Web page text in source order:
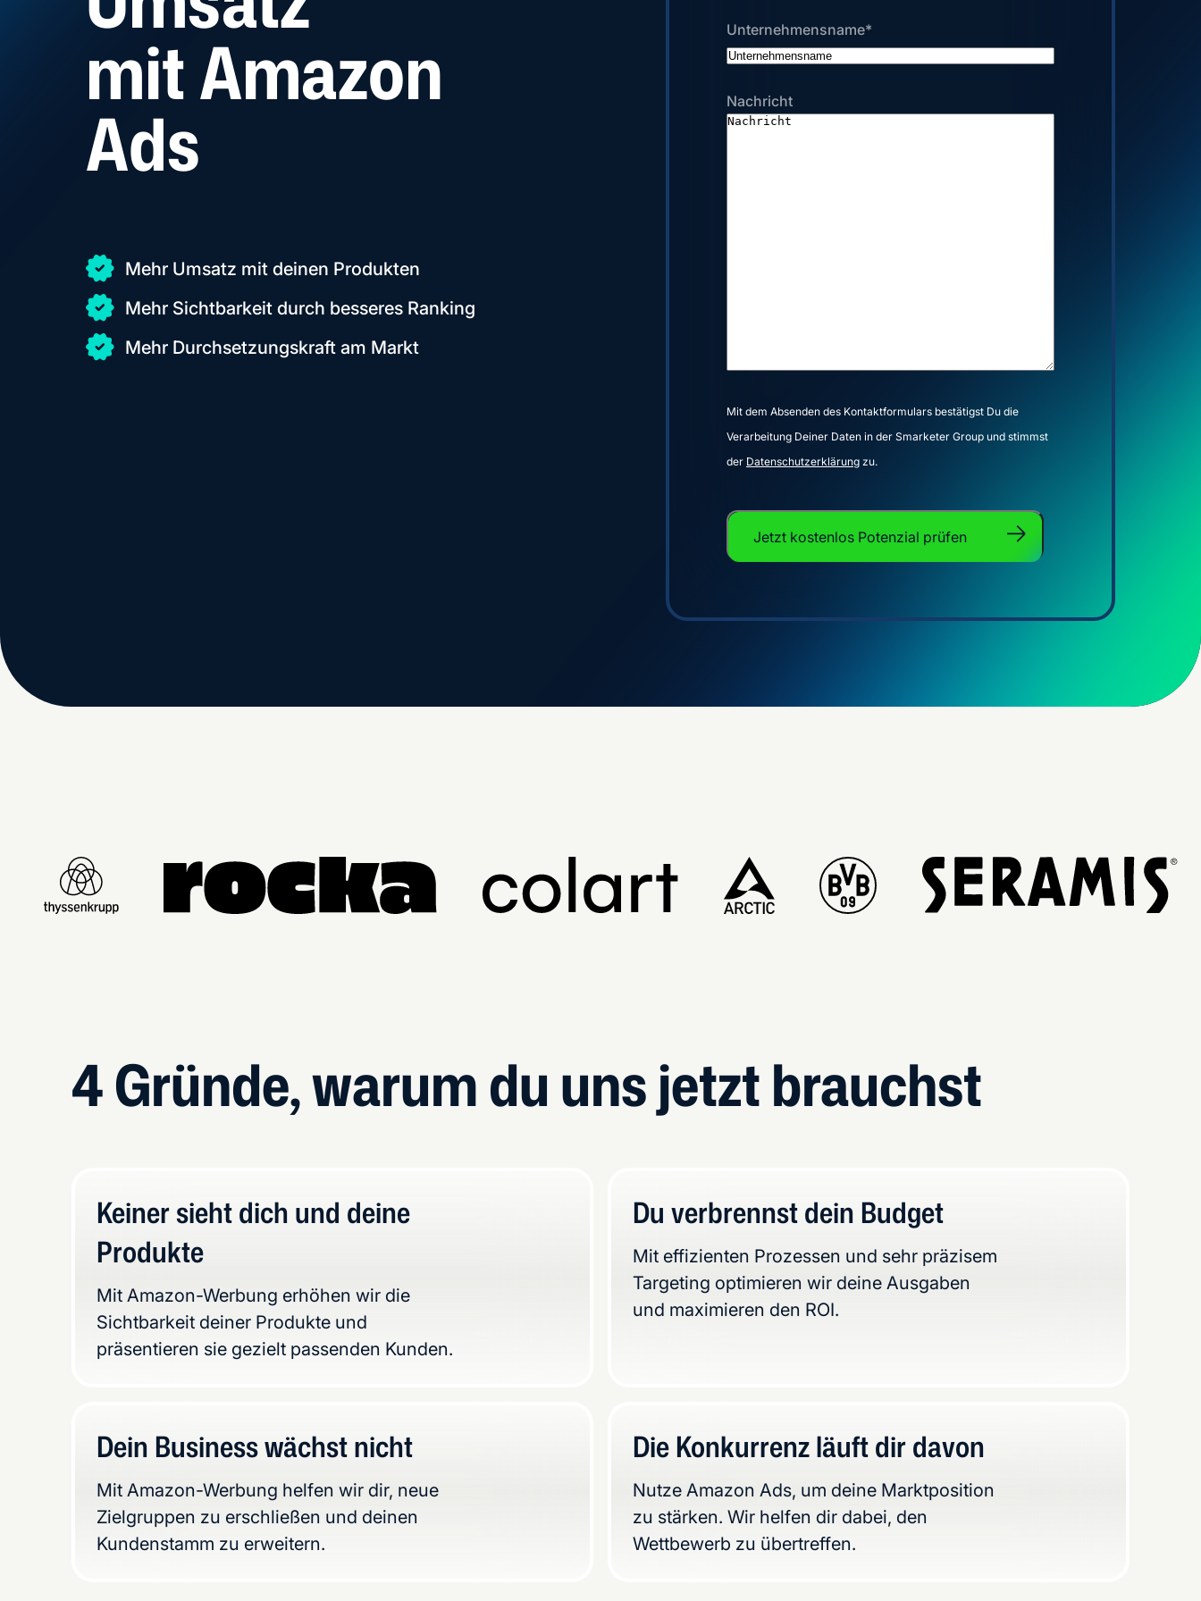
mit Amazon
Ads
Mehr Umsatz mit deinen Produkten
Mehr Sichtbarkeit durch besseres Ranking
Mehr Durchsetzungskraft am Markt
Unternehmensname
Nachricht
Mit dem Absenden des Kontaktformulars bestätigst Du die
Verarbeitung Deiner Daten in der Smarketer Group und stimmst
der Datenschutzerklärung zu.
Jetzt kostenlos Potenzial prüfen
4 Gründe, warum du uns jetzt brauchst
Keiner sieht dich und deine
Produkte
Mit Amazon-Werbung erhöhen wir die
Sichtbarkeit deiner Produkte und
präsentieren sie gezielt passenden Kunden.
Du verbrennst dein Budget
Mit effizienten Prozessen und sehr präzisem
Targeting optimieren wir deine Ausgaben
und maximieren den ROI.
Dein Business wächst nicht
Mit Amazon-Werbung helfen wir dir, neue
Zielgruppen zu erschließen und deinen
Kundenstamm zu erweitern.
Die Konkurrenz läuft dir davon
Nutze Amazon Ads, um deine Marktposition
zu stärken. Wir helfen dir dabei, den
Wettbewerb zu übertreffen.